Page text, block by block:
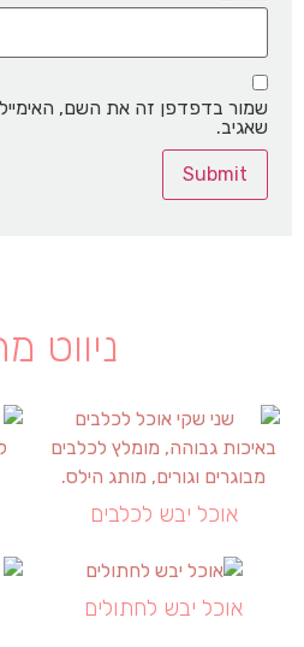
שמור בדפדפן זה את השם,
שאגיב.
ניווט
אוכל יבש לכלבים
אוכל יבש לחתולים